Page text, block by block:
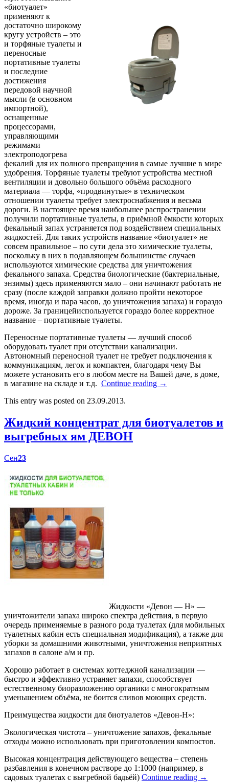
«биотуалет»
применяют к
достаточно широкому
кругу устройств – это
и торфяные туалеты и
переносные
портативные туалеты
и последние
достижения
передовой научной
мысли (в основном
импортной),
оснащенные
процессорами,
управляющими
режимами
электроподогрева
фекалий для их полного превращения в самые лучшие в мире
удобрения. Торфяные туалеты требуют устройства местной
вентиляции и довольно большого объёма расходного
материала — торфа, «продвинутые» в техническом
отношении туалеты требует электроснабжения и весьма
дороги. В настоящее время наибольшее распространении
получили портативные туалеты, в приёмной ёмкости которых
фекальный запах устраняется под воздействием специальных
жидкостей. Для таких устройств название «биотуалет» не
совсем правильное – по сути дела это химические туалеты,
поскольку в них в подавляющем большинстве случаев
используются химические средства для уничтожения
фекального запаха. Средства биологические (бактериальные,
энзимы) здесь применяются мало – они начинают работать не
сразу (после каждой заправки должно пройти некоторое
время, иногда и пара часов, до уничтожения запаха) и гораздо
дороже. За границейиспользуется гораздо более корректное
название – портативные туалеты.
Переносные портативные туалеты — лучший способ
оборудовать туалет при отсутствии канализации.
Автономный переносной туалет не требует подключения к
коммуникациям, легок и компактен, благодаря чему Вы
можете установить его в любом месте на Вашей даче, в доме,
в магазине на складе и т.д. Continue reading →
This entry was posted on 23.09.2013.
Жидкий концентрат для биотуалетов и
выгребных ям ДЕВОН
Сен23
Жидкости «Девон — Н» —
уничтожители запаха широко спектра действия, в первую
очередь применяемые в разного рода туалетах (для мобильных
туалетных кабин есть специальная модификация), а также для
уборки за домашними животными, уничтожения неприятных
запахов в салоне а/м и пр.
Хорошо работает в системах коттеджной канализации —
быстро и эффективно устраняет запахи, способствует
естественному биоразложению органики с многократным
уменьшением объёма, не боится сливов моющих средств.
Преимущества жидкости для биотуалетов «Девон-Н»:
Экологическая чистота – уничтожение запахов, фекальные
отходы можно использовать при приготовлении компостов.
Высокая концентрация действующего вещества – степень
разбавления в конечном растворе до 1:1000 (например, в
садовых туалетах с выгребной бадьёй) Continue reading →